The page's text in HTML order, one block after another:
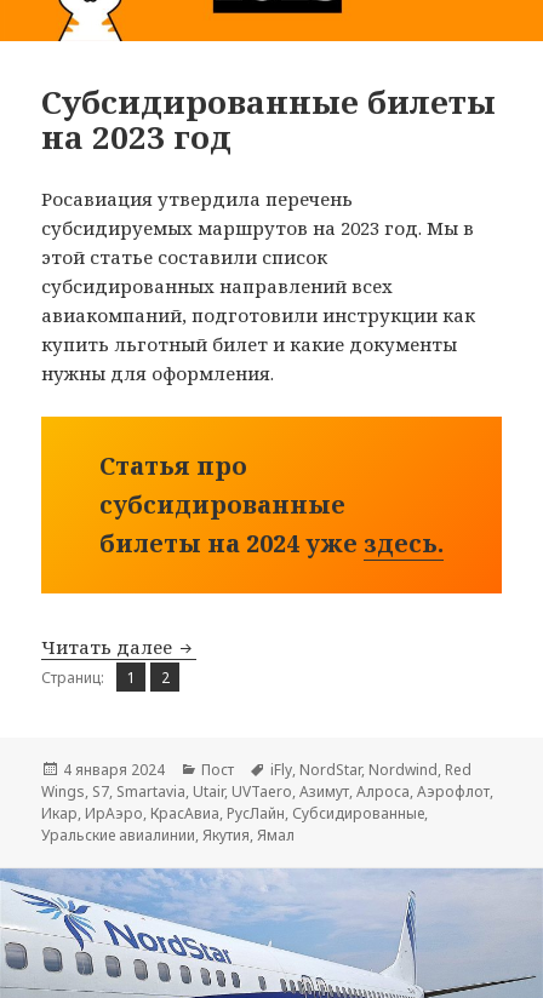
Субсидированные билеты
на 2023 год
Росавиация утвердила перечень
субсидируемых маршрутов на 2023 год. Мы в
этой статье составили список
субсидированных направлений всех
авиакомпаний, подготовили инструкции как
купить льготный билет и какие документы
нужны для оформления.
Статья про
субсидированные
билеты на 2024 уже здесь.
Читать далее Субсидированные билеты на 2023 год
Страниц: Страница
1 ,
Страница
2
Опубликовано
4 января 2024 Рубрики
Пост Метки
iFly, NordStar, Nordwind, Red
Wings, S7, Smartavia, Utair, UVTaero,Азимут,Алроса,Аэрофлот,
Икар, ИрАэро, КрасАвиа, РусЛайн, Субсидированные,
Уральские авиалинии,Якутия,Ямал